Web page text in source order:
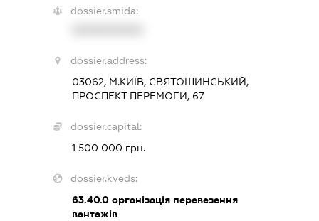
dossier.smida:
dossier.address:
03062, М.КИЇВ, СВЯТОШИНСЬКИЙ,
ПРОСПЕКТ ПЕРЕМОГИ, 67
dossier.capital:
1 500 000 грн.
dossier.kveds:
63.40.0 організація перевезення
вантажів